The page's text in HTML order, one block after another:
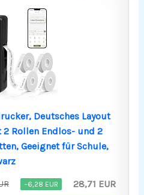
Deutsches Layout
2 Rollen Endlos- und 2
Geeignet für Schule,
−6,28 EUR 28,71 EUR